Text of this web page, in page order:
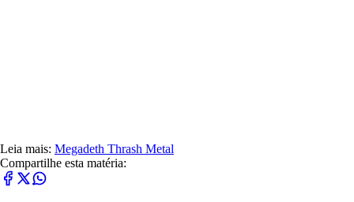
Leia mais: Megadeth Thrash Metal
Compartilhe esta matéria: